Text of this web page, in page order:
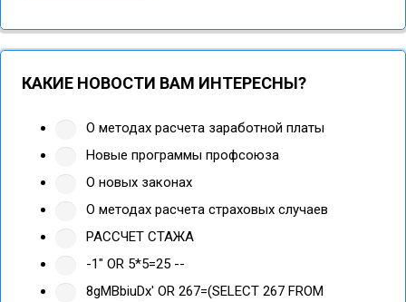
КАКИЕ НОВОСТИ ВАМ ИНТЕРЕСНЫ?
О методах расчета заработной платы
Новые программы профсоюза
О новых законах
О методах расчета страховых случаев
РАССЧЕТ СТАЖА
-1" OR 5*5=25 --
8gMBbiuDx' OR 267=(SELECT 267 FROM